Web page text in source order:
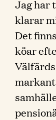
Jag har
klarar
Det
köar
markant